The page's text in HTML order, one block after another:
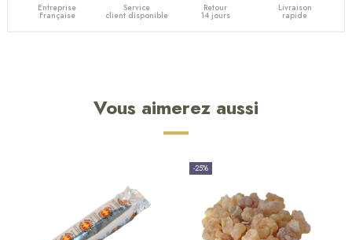
Entreprise
Française
Service
client disponible
Retour
14 jours
Livraison
rapide
Vous aimerez aussi
-25%